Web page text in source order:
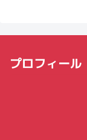
プロフィール